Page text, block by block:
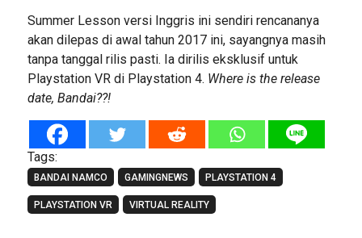
Summer Lesson versi Inggris ini sendiri rencananya
akan dilepas di awal tahun 2017 ini, sayangnya masih
tanpa tanggal rilis pasti. Ia dirilis eksklusif untuk
Playstation VR di Playstation 4. Where is the release
date, Bandai??!
Tags:
BANDAI NAMCO GAMINGNEWS PLAYSTATION 4
PLAYSTATION VR VIRTUAL REALITY